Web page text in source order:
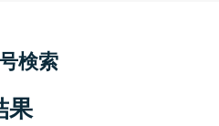
検索
果